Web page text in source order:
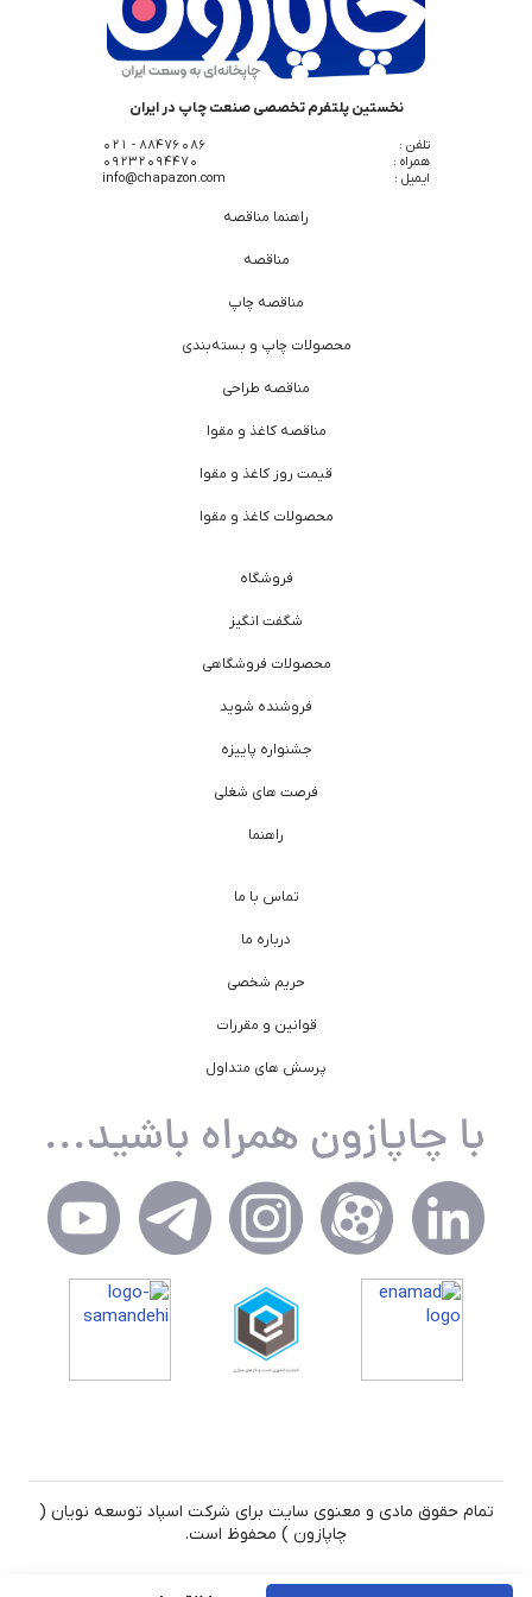
نخستین پلتفرم تخصصی صنعت چاپ در ایران
تلفن :
88476086 - 021
همراه :
09232094470
ایمیل :
info@chapazon.com
راهنما مناقصه
مناقصه
مناقصه چاپ
محصولات چاپ و بسته‌بندی
مناقصه طراحی
مناقصه کاغذ و مقوا
قیمت روز کاغذ و مقوا
محصولات کاغذ و مقوا
فروشگاه
شگفت انگیز
محصولات فروشگاهی
فروشنده شوید
جشنواره پاییزه
فرصت های شغلی
راهنما
تماس با ما
درباره ما
حریم شخصی
قوانین و مقررات
پرسش های متداول
تمام حقوق مادی و معنوی سایت برای شرکت اسپاد توسعه نویان (
چاپازون ) محفوظ است.